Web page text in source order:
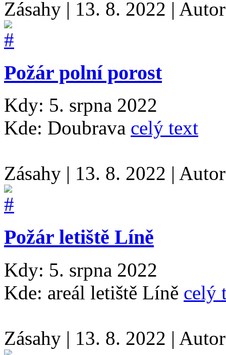
Zásahy | 13. 8. 2022 |
Požár polní porost
Kdy: 5. srpna 2022
Kde: Doubrava celý text
Zásahy | 13. 8. 2022 |
Požár letiště Líně
Kdy: 5. srpna 2022
Kde: areál letiště Líně celý
Zásahy | 13. 8. 2022 |